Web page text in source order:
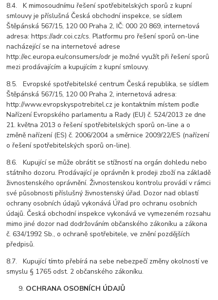
8.4. K mimosoudnímu řešení spotřebitelských sporů z kupní
smlouvy je příslušná Česká obchodní inspekce, se sídlem
Štěpánská 567/15, 120 00 Praha 2, IČ: 000 20 869, internetová
adresa: https://adr.coi.cz/cs. Platformu pro řešení sporů on-line
nacházející se na internetové adrese
http://ec.europa.eu/consumers/odr je možné využít při řešení sporů
mezi prodávajícím a kupujícím z kupní smlouvy.
8.5. Evropské spotřebitelské centrum Česká republika, se sídlem
Štěpánská 567/15, 120 00 Praha 2, internetová adresa:
http://www.evropskyspotrebitel.cz je kontaktním místem podle
Nařízení Evropského parlamentu a Rady (EU) č. 524/2013 ze dne
21. května 2013 o řešení spotřebitelských sporů on-line a o
změně nařízení (ES) č. 2006/2004 a směrnice 2009/22/ES (nařízení
o řešení spotřebitelských sporů on-line).
8.6. Kupující se může obrátit se stížností na orgán dohledu nebo
státního dozoru. Prodávající je oprávněn k prodeji zboží na základě
živnostenského oprávnění. Živnostenskou kontrolu provádí v rámci
své působnosti příslušný živnostenský úřad. Dozor nad oblastí
ochrany osobních údajů vykonává Úřad pro ochranu osobních
údajů. Česká obchodní inspekce vykonává ve vymezeném rozsahu
mimo jiné dozor nad dodržováním občanského zákoníku a zákona
č. 634/1992 Sb., o ochraně spotřebitele, ve znění pozdějších
předpisů.
8.7. Kupující tímto přebírá na sebe nebezpečí změny okolností ve
smyslu § 1765 odst. 2 občanského zákoníku.
OCHRANA OSOBNÍCH ÚDAJŮ